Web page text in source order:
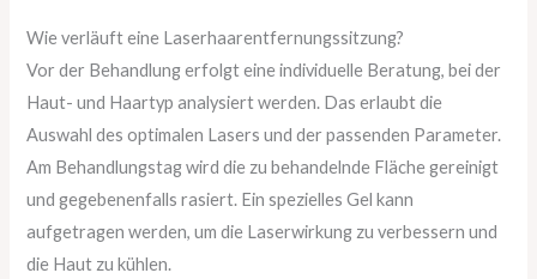
Wie verläuft eine Laserhaarentfernungssitzung?
Vor der Behandlung erfolgt eine individuelle Beratung, bei der
Haut- und Haartyp analysiert werden. Das erlaubt die
Auswahl des optimalen Lasers und der passenden Parameter.
Am Behandlungstag wird die zu behandelnde Fläche gereinigt
und gegebenenfalls rasiert. Ein spezielles Gel kann
aufgetragen werden, um die Laserwirkung zu verbessern und
die Haut zu kühlen.